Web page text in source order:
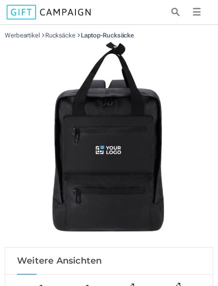
☰
Werbeartikel Rucksäcke Laptop-Rucksäcke
Weitere Ansichten